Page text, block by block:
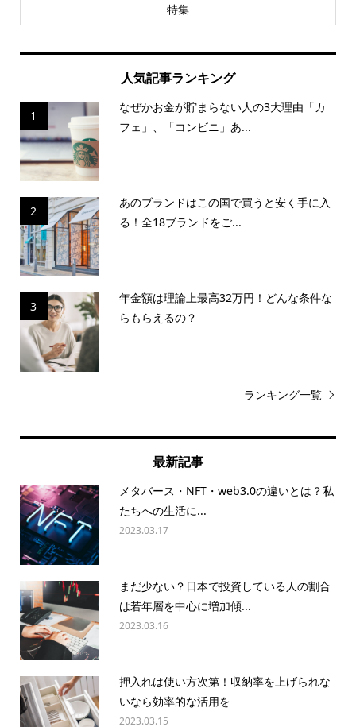
特集
人気記事ランキング
1
なぜかお金が貯まらない人の3大理由「カ
フェ」、「コンビニ」あ...
2
あのブランドはこの国で買うと安く手に入
る！全18ブランドをご...
3
年金額は理論上最高32万円！どんな条件な
らもらえるの？
ランキング一覧
最新記事
メタバース・NFT・web3.0の違いとは？私
たちへの生活に...
2023.03.17
まだ少ない？日本で投資している人の割合
は若年層を中心に増加傾...
2023.03.16
押入れは使い方次第！収納率を上げられな
いなら効率的な活用を
2023.03.15